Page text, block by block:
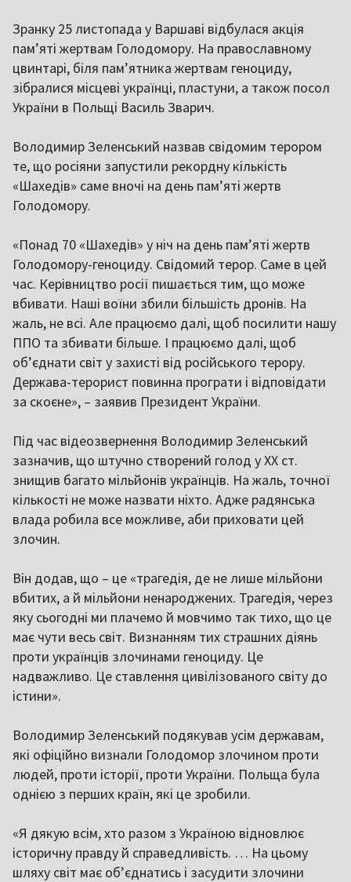
Зранку 25 листопада у Варшаві відбулася акція
пам’яті жертвам Голодомору. На православному
цвинтарі, біля пам’ятника жертвам геноциду,
зібралися місцеві українці, пластуни, а також посол
України в Польщі Василь Зварич.
Володимир Зеленський назвав свідомим терором
те, що росіяни запустили рекордну кількість
«Шахедів» саме вночі на день пам’яті жертв
Голодомору.
«Понад 70 «Шахедів» у ніч на день пам’яті жертв
Голодомору-геноциду. Свідомий терор. Саме в цей
час. Керівництво росії пишається тим, що може
вбивати. Наші воїни збили більшість дронів. На
жаль, не всі. Але працюємо далі, щоб посилити нашу
ППО та збивати більше. І працюємо далі, щоб
об’єднати світ у захисті від російського терору.
Держава-терорист повинна програти і відповідати
за скоєне», – заявив Президент України.
Під час відеозвернення Володимир Зеленський
зазначив, що штучно створений голод у ХХ ст.
знищив багато мільйонів українців. На жаль, точної
кількості не може назвати ніхто. Адже радянська
влада робила все можливе, аби приховати цей
злочин.
Він додав, що – це «трагедія, де не лише мільйони
вбитих, а й мільйони ненароджених. Трагедія, через
яку сьогодні ми плачемо й мовчимо так тихо, що це
має чути весь світ. Визнанням тих страшних діянь
проти українців злочинами геноциду. Це
надважливо. Це ставлення цивілізованого світу до
істини».
Володимир Зеленський подякував усім державам,
які офіційно визнали Голодомор злочином проти
людей, проти історії, проти України. Польща була
однією з перших країн, які це зробили.
«Я дякую всім, хто разом з Україною відновлює
історичну правду й справедливість. … На цьому
шляху світ має об’єднатись і засудити злочини